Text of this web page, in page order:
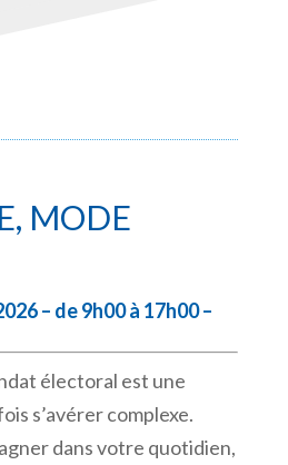
MODE
– de 9h00 à 17h00 –
électoral est une
s’avérer complexe.
dans votre quotidien,